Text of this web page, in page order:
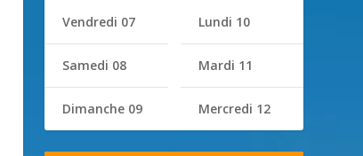
Vendredi 07
Samedi 08
Dimanche 09
Lundi 10
Mardi 11
Mercredi 12